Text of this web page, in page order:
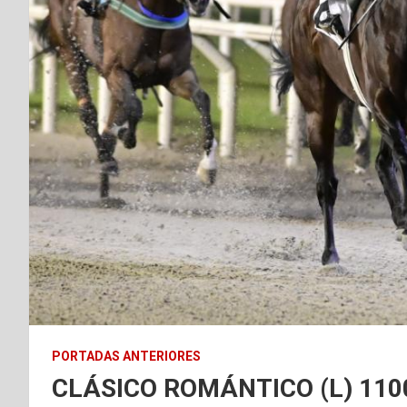
PORTADAS ANTERIORES
CLÁSICO ROMÁNTICO (L)